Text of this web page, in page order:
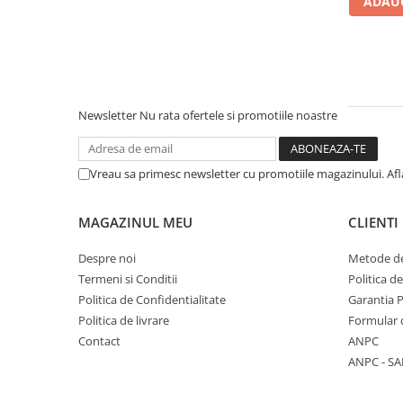
Senzatii/Dragoste
Senzatii/Erotic
Senzatii/Thriller
Teens Book Club
Newsletter Nu rata ofertele si promotiile noastre
Vreau sa primesc newsletter cu promotiile magazinului.
MAGAZINUL MEU
Despre noi
Termeni si Conditii
Politica de Confidentialitate
Politica de livrare
Contact
CLIENTI
Metode
Politica
Garantia
Formular
ANPC
ANPC -